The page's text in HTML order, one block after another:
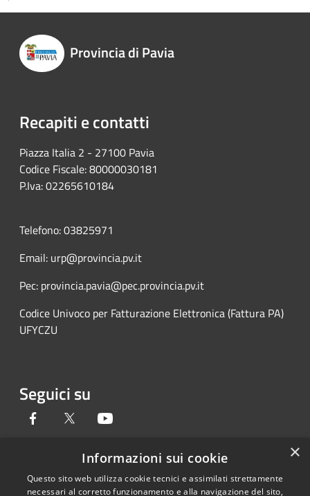
Provincia di Pavia
Recapiti e contatti
Piazza Italia 2 - 27100 Pavia
Codice Fiscale: 80000030181
P.Iva: 02265610184
Telefono: 03825971
Email: urp@provincia.pv.it
Pec: provincia.pavia@pec.provincia.pv.it
Codice Univoco per Fatturazione Elettronica (Fattura PA)
UFYCZU
Seguici su
Facebook Twitter
RSS
Copyright © 2026 • Provincia di
×
Informazioni sui cookie
Questo sito web utilizza cookie tecnici e assimilati strettamente
necessari al corretto funzionamento e alla navigazione del sito,